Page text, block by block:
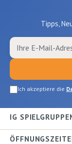
Tipps,
Ich akzeptiere die
IG